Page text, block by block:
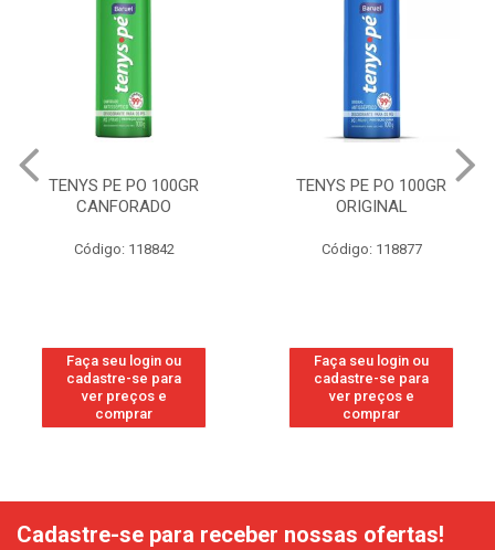
TENYS PE PO 100GR
CANFORADO
Código: 118842
Faça seu login ou
cadastre-se para
ver preços e
comprar
TENYS PE PO 100GR
ORIGINAL
Código: 118877
Faça seu login ou
cadastre-se para
ver preços e
comprar
Cadastre-se para receber nossas ofertas!